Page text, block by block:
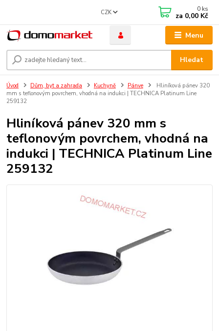
Menu
CZK
Hledat
0 ks
za 0,00 Kč
Úvod Dům, byt a zahrada Kuchyně Pánve
Hliníková pánev 320
mm s teflonovým povrchem, vhodná na indukci | TECHNICA Platinum Line
259132
Hliníková pánev 320 mm s
teflonovým povrchem, vhodná na
indukci | TECHNICA Platinum Line
259132